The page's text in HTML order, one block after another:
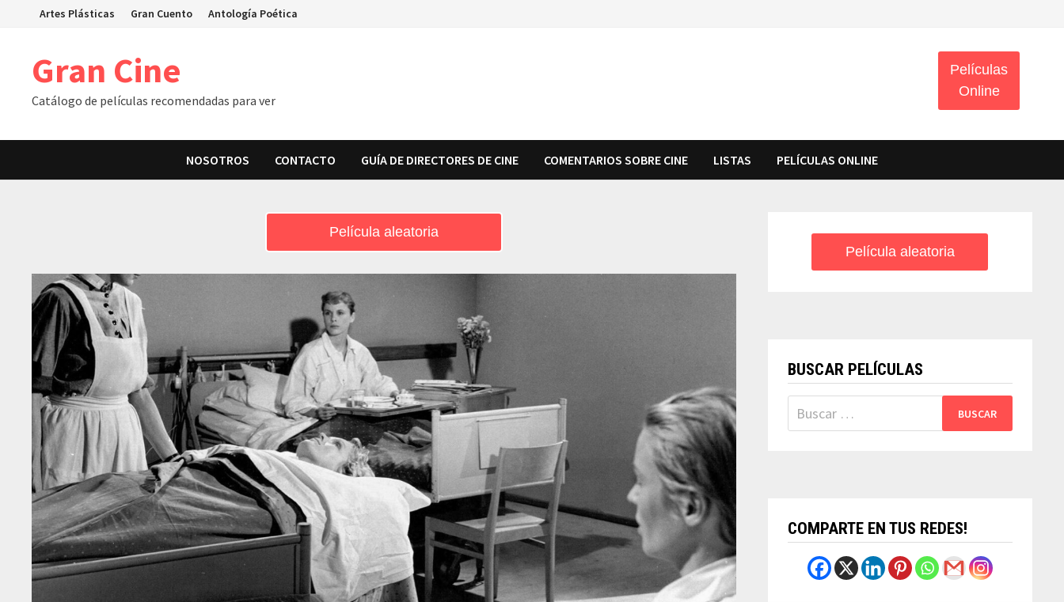
Artes Plásticas Gran Cuento Antología Poética
Gran Cine
Catálogo de películas recomendadas para ver
Películas
Online
NOSOTROS CONTACTO GUÍA DE DIRECTORES DE CINE COMENTARIOS SOBRE CINE LISTAS PELÍCULAS ONLINE
Película aleatoria
Película aleatoria
BUSCAR PELÍCULAS
Buscar:
COMPARTE EN TUS REDES!